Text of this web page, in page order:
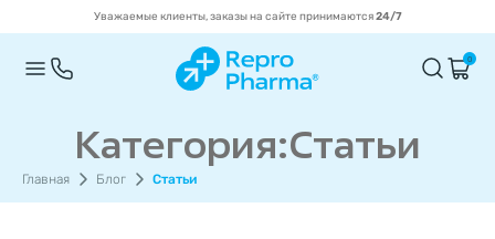
Уважаемые клиенты, заказы на сайте принимаются24/7
0
Главная Блог Статьи
Категория:Статьи